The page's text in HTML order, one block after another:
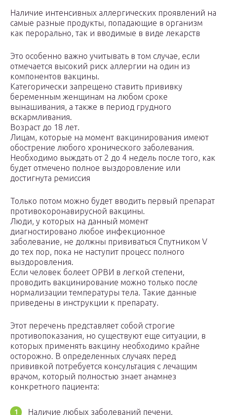
Наличие интенсивных аллергических проявлений на
самые разные продукты, попадающие в организм
как перорально, так и вводимые в виде лекарств
Это особенно важно учитывать в том случае, если
отмечается высокий риск аллергии на один из
компонентов вакцины.
Категорически запрещено ставить прививку
беременным женщинам на любом сроке
вынашивания, а также в период грудного
вскармливания.
Возраст до 18 лет.
Лицам, которые на момент вакцинирования имеют
обострение любого хронического заболевания.
Необходимо выждать от 2 до 4 недель после того, как
будет отмечено полное выздоровление или
достигнута ремиссия
Только потом можно будет вводить первый препарат
противокоронавирусной вакцины.
Люди, у которых на данный момент
диагностировано любое инфекционное
заболевание, не должны прививаться Спутником V
до тех пор, пока не наступит процесс полного
выздоровления.
Если человек болеет ОРВИ в легкой степени,
проводить вакцинирование можно только после
нормализации температуры тела. Такие данные
приведены в инструкции к препарату.
Этот перечень представляет собой строгие
противопоказания, но существуют еще ситуации, в
которых применять вакцину необходимо крайне
осторожно. В определенных случаях перед
прививкой потребуется консультация с лечащим
врачом, который полностью знает анамнез
конкретного пациента:
Наличие любых заболеваний печени.